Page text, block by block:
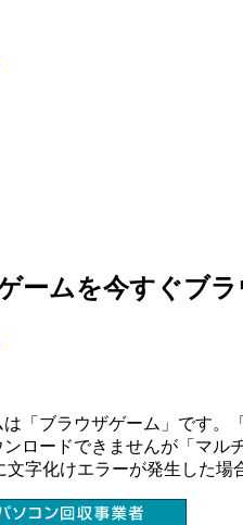
ームを今すぐブラ
「ブラウザゲーム」です。
ロードできませんが「マル
文字化けエラーが発生した場